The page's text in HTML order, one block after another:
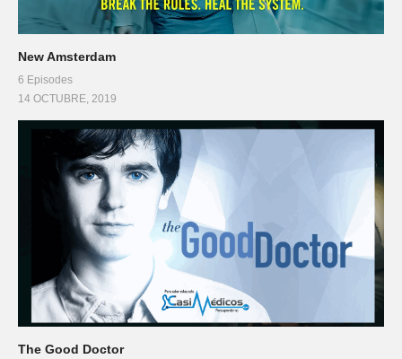
New Amsterdam
6 Episodes
14 OCTUBRE, 2019
The Good Doctor